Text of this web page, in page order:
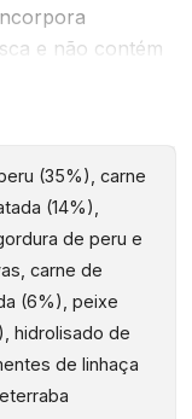
e não contém
delicado,
de intolerância
são fáceis de
o cão fique
30% de
a vagem,
o dente-de-leão
foram
(35%), carne
(14%),
de peru e
carne de
(6%), peixe
hidrolisado de
de linhaça